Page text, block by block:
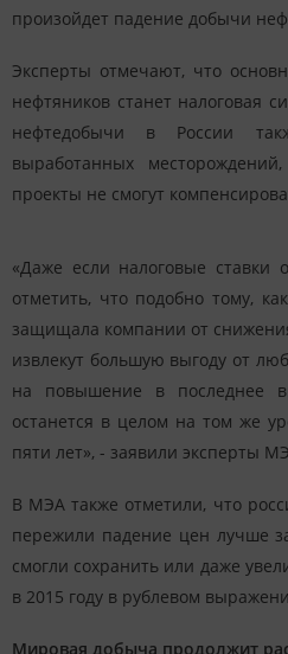
произойдет падение добычи
Эксперты отмечают, что
нефтяников станет налоговая
нефтедобычи в России
выработанных
проекты не смогут
«Даже если налоговые ставки
отметить, что подобно тому,
защищала компании от
извлекут большую выгоду от
на повышение в последнее
останется в целом на том же
пяти лет», - заявили эксперты
В МЭА также отметили, что
пережили падение цен лучше
смогли сохранить или даже
в 2015 году в рублевом
Мировая добыча продолжит